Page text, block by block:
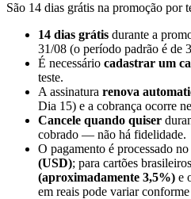
São 14 dias grátis na promoção por
14 dias grátis durante a
31/08 (o período padrão é de
É necessário cadastrar um
teste.
A assinatura renova
Dia 15) e a cobrança ocorre
Cancele quando quiser
cobrado — não há fidelidade.
O pagamento é processado
(USD); para cartões
(aproximadamente 3,5%) e
em reais pode variar